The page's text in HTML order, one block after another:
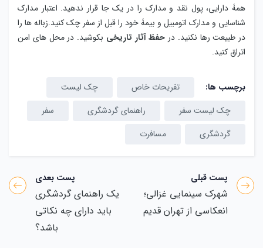
همۀ دارایی، پول نقد و مدارک را در یک جا قرار ندهید. اعتبار مدارک
شناسایی و مدارک اتومبیل و بیمۀ خود را قبل از سفر چک کنید.زباله ها را
در طبیعت رها نکنید. در حفظ آثار تاریخی بکوشید. در محل های امن
اتراق کنید.
برچسب ها: تفریحات خاص
چک لیست
چک لیست سفر
راهنمای گردشگری
سفر
گردشگری
مسافرت
پست قبلی
شهرک سینمایی غزالی؛
انعکاسی از تهران قدیم
پست بعدی
یک راهنمای گردشگری
باید دارای چه نکاتی
باشد؟